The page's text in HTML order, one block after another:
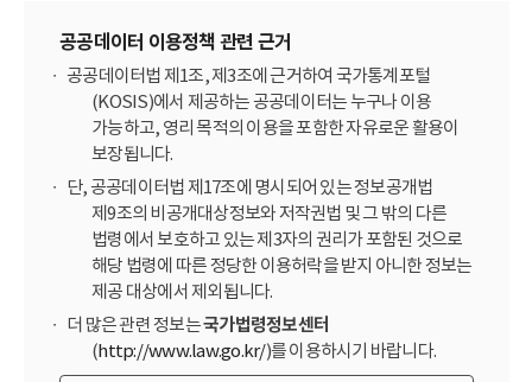
공공데이터 이용정책 관련 근거
공공데이터법 제1조, 제3조에 근거하여 국가통계포털
(KOSIS)에서 제공하는 공공데이터는 누구나 이용
가능하고, 영리 목적의 이용을 포함한 자유로운 활용이
보장됩니다.
단, 공공데이터법 제17조에 명시되어 있는 정보공개법
제9조의 비공개대상정보와 저작권법 및 그 밖의 다른
법령에서 보호하고 있는 제3자의 권리가 포함된 것으로
해당 법령에 따른 정당한 이용허락을 받지 아니한 정보는
제공 대상에서 제외됩니다.
더 많은 관련 정보는국가법령정보센터
(http://www.law.go.kr/)를 이용하시기 바랍니다.